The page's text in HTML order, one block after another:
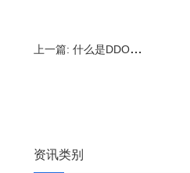
上一篇: 什么是DDOS攻击,常见的DDoS攻击方法
资讯类别